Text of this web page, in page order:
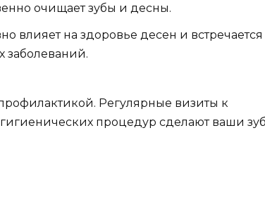
очищает зубы и десны.
влияет на здоровье десен и встречается
заболеваний.
Регулярные визиты к
процедур сделают ваши